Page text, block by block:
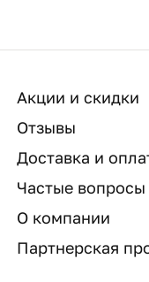
Акции и скидки
Отзывы
Доставка и
Частые вопросы
О компании
Партнерская